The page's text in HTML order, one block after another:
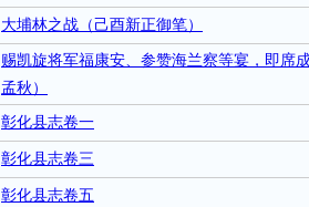
大埔林之战（己酉新正御笔）
赐凯旋将军福康安、参赞海兰察等宴，即席
孟秋）
彰化县志卷一
彰化县志卷三
彰化县志卷五